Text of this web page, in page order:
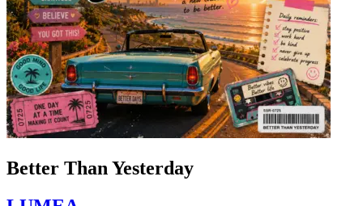
Better Than Yesterday